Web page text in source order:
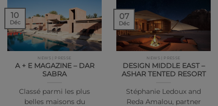
NEWS | PRESSE
A + E MAGAZINE – DAR
SABRA
Classé parmi les plus
belles maisons du
10
Déc
NEWS | PRESSE
DESIGN MIDDLE EAST –
ASHAR TENTED RESORT
Stéphanie Ledoux and
Reda Amalou, partner
07
Déc